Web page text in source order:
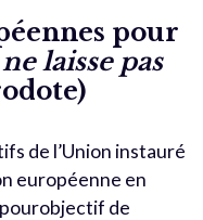
pour
laisse pas
de l’Union instauré
européenne en
pourobjectif de